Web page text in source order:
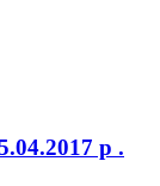
р .